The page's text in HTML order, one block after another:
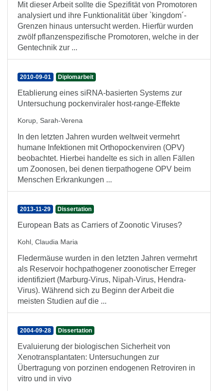
Mit dieser Arbeit sollte die Spezifität von Promotoren
analysiert und ihre Funktionalität über `kingdom´-
Grenzen hinaus untersucht werden. Hierfür wurden
zwölf pflanzenspezifische Promotoren, welche in der
Gentechnik zur ...
2010-09-01 Diplomarbeit
Etablierung eines siRNA-basierten Systems zur
Untersuchung pockenviraler host-range-Effekte
Korup, Sarah-Verena
In den letzten Jahren wurden weltweit vermehrt
humane Infektionen mit Orthopockenviren (OPV)
beobachtet. Hierbei handelte es sich in allen Fällen
um Zoonosen, bei denen tierpathogene OPV beim
Menschen Erkrankungen ...
2013-11-29 Dissertation
European Bats as Carriers of Zoonotic Viruses?
Kohl, Claudia Maria
Fledermäuse wurden in den letzten Jahren vermehrt
als Reservoir hochpathogener zoonotischer Erreger
identifiziert (Marburg-Virus, Nipah-Virus, Hendra-
Virus). Während sich zu Beginn der Arbeit die
meisten Studien auf die ...
2004-09-28 Dissertation
Evaluierung der biologischen Sicherheit von
Xenotransplantaten: Untersuchungen zur
Übertragung von porzinen endogenen Retroviren in
vitro und in vivo